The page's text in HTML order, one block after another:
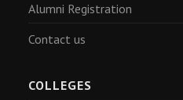
Alumni Registration
Contact us
COLLEGES